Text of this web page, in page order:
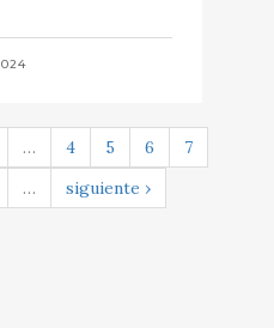
… 4 5 6
7
…
siguiente ›